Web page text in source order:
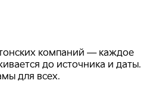
компаний — каждое
до источника и даты.
для всех.